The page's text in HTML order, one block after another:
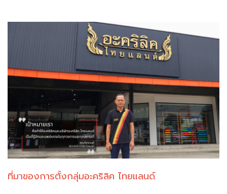
ที่มาของการตั้งกลุ่มอะคริลิค ไทยแลนด์